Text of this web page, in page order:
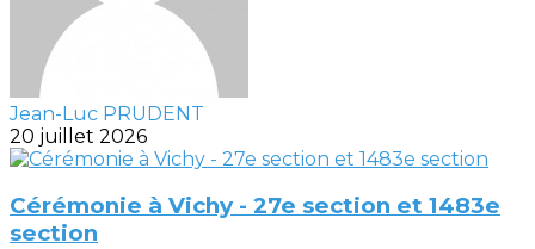
Jean-Luc PRUDENT
20 juillet 2026
Cérémonie à Vichy - 27e section et 1483e
section